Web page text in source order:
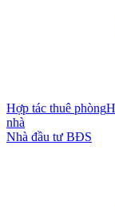
Hợp tác thuê phòng
nhà
Nhà đầu tư BĐS